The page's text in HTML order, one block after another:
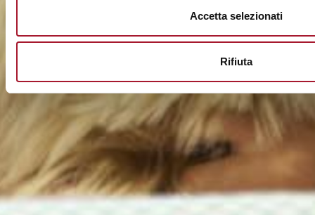
Accetta selezionati
Rifiuta